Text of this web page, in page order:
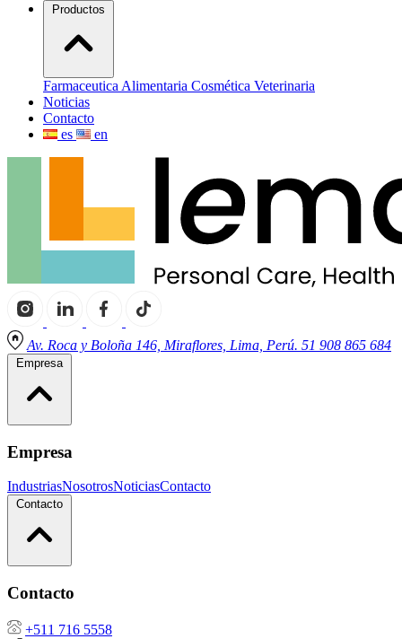
Productos
Farmaceutica Alimentaria Cosmética Veterinaria
Noticias
Contacto
es
en
Av. Roca y Boloña 146, Miraflores, Lima, Perú. 51 908 865 684
Empresa
Empresa
IndustriasNosotrosNoticiasContacto
Contacto
Contacto
+511 716 5558